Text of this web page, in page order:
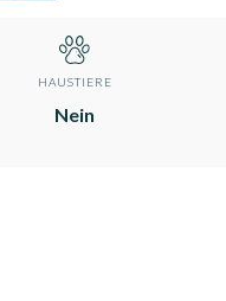
HAUSTIERE
Nein